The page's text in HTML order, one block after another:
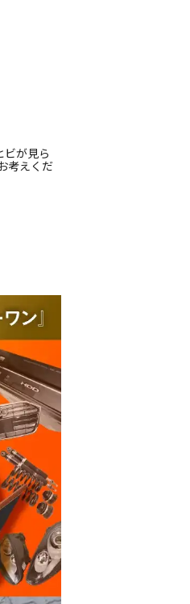
が見ら
考えくだ